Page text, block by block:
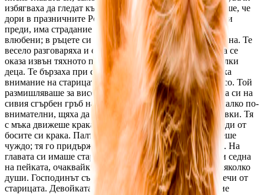
избягваха да гледат към нея; бедното облекло напомняше, че
дори в празничните Рождественски дни в света, както и
преди, има страдание и болка. Край нея мина двойка
влюбени; в ръцете си държаха пакети с подаръци и храна. Те
весело разговаряха и се смееха. Бедната малка фигурка се
оказа извън тяхното полезрение. Прибяга жена две малки
деца. Те бързаха при своята баба на гости и не обърнаха
внимание на старицата. Край нея мина свещеник в расо. Той
размишляваше за високи материи и не задържа погледа си на
сивия сгърбен гръб на старицата. Ако тези хора бяха малко по-
внимателни, щяха да забележат, че старицата е без обувки. Тя
с мъка движеше краката си, оставяйки върху снега следи от
босите си крака. Палтото й беше без копчета и явно беше
чуждо; тя го придържаше с двете си ръце около шията. На
главата си имаше стара кърпа. Тя стигна до спирката и седна
на пейката, очаквайки автобуса. На спирката имаше няколко
души. Господинът със скъпо кожено куфарче се отдалечи от
старицата. Девойката, вероятно студентка, с изумление